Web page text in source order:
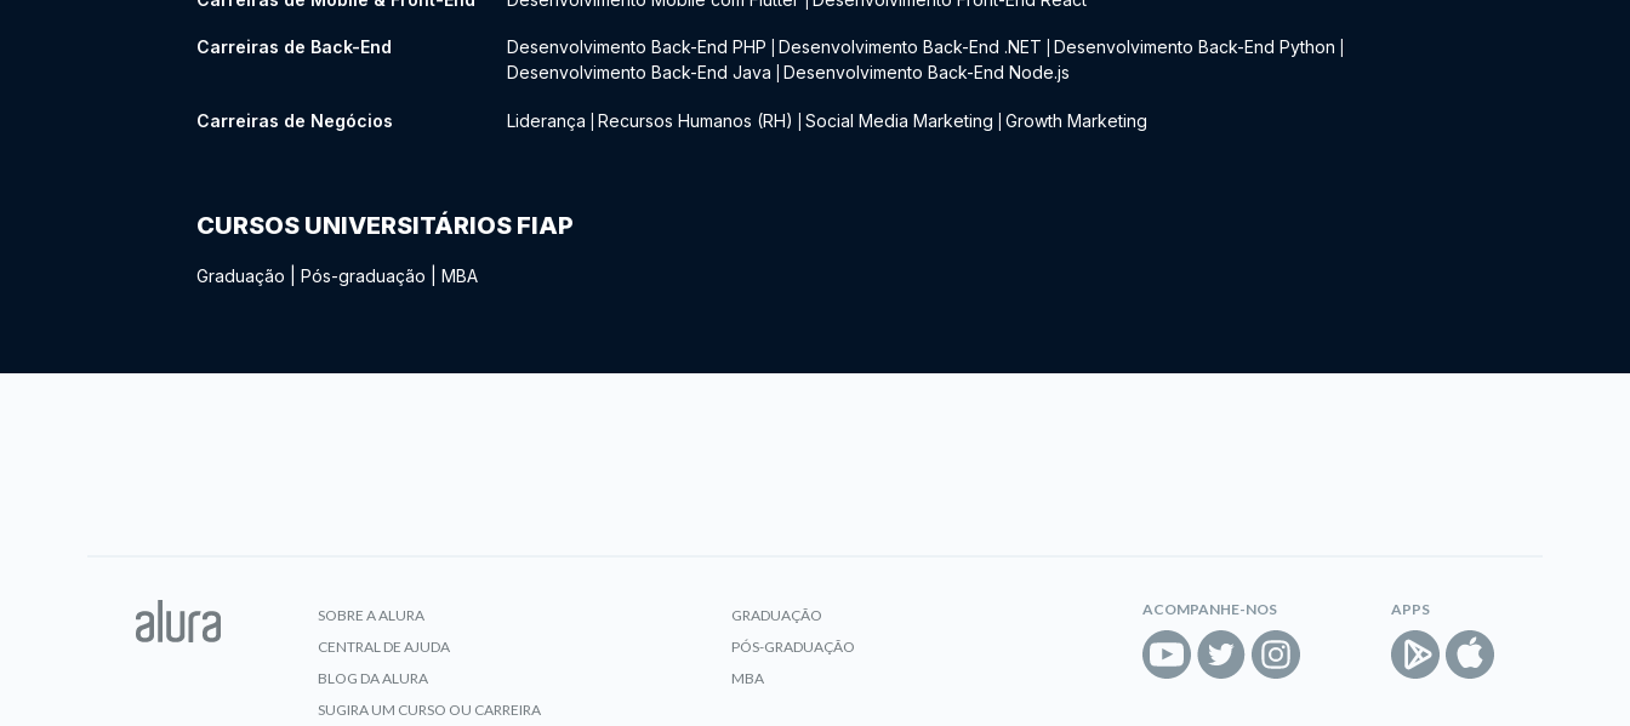
Carreiras de Back-End Desenvolvimento Back-End PHP Desenvolvimento Back-End .NET Desenvolvimento Back-End Python
Desenvolvimento Back-End Java Desenvolvimento Back-End Node.js
Carreiras de Negócios Liderança Recursos Humanos (RH) Social Media Marketing Growth Marketing
CURSOS UNIVERSITÁRIOS FIAP
Graduação Pós-graduação MBA
SOBRE A ALURA
CENTRAL DE AJUDA
BLOG DA ALURA
SUGIRA UM CURSO OU CARREIRA
GRADUAÇÃO
PÓS-GRADUAÇÃO
MBA
ACOMPANHE-NOS APPS